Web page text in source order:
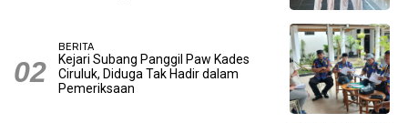
BERITA
Kejari Subang Panggil Paw Kades
Ciruluk, Diduga Tak Hadir dalam
Pemeriksaan